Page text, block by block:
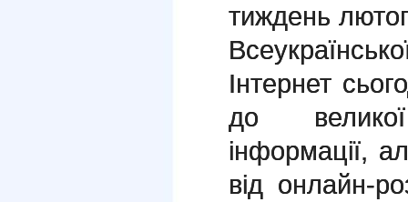
тиждень
Інтернет
до
інформації,
від онлайн-